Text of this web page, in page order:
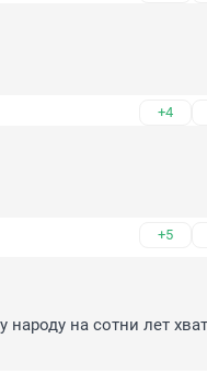
+4
+5
народу на сотни лет